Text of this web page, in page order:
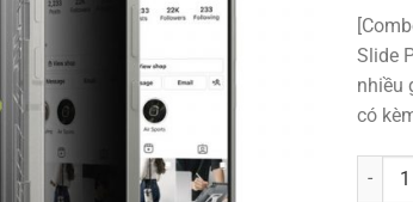
Slide
nhiều
có